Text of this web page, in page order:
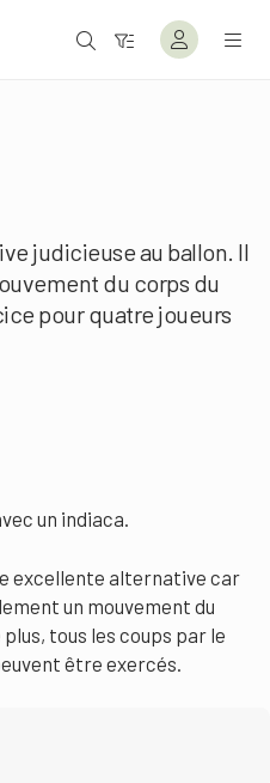
judicieuse au ballon. Il
du corps du
pour quatre joueurs
un indiaca.
excellente alternative car
un mouvement du
tous les coups par le
être exercés.